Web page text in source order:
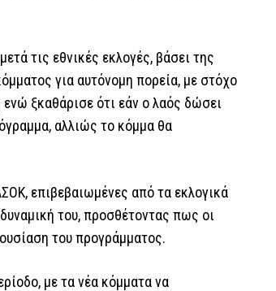
τις εθνικές εκλογές, βάσει της
για αυτόνομη πορεία, με στόχο
ξκαθάρισε ότι εάν ο λαός δώσει
αλλιώς το κόμμα θα
επιβεβαιωμένες από τα εκλογικά
του, προσθέτοντας πως οι
του προγράμματος.
με τα νέα κόμματα να